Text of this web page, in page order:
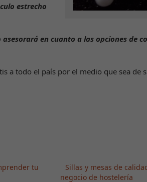
estrecho
en cuanto a las opciones de
a todo el país por el medio que sea de
tu
Sillas y mesas de
negocio de hostelería